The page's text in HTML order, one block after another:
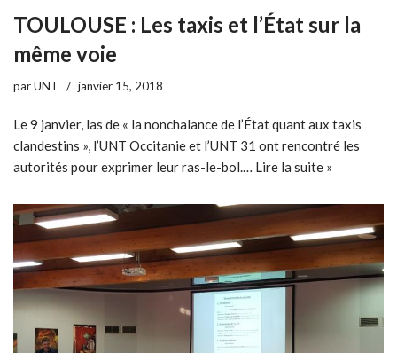
TOULOUSE : Les taxis et l’État sur la
même voie
parUNT janvier 15, 2018
Le 9 janvier, las de « la nonchalance de l’État quant aux taxis
clandestins », l’UNT Occitanie et l’UNT 31 ont rencontré les
autorités pour exprimer leur ras-le-bol.… Lire la suite »